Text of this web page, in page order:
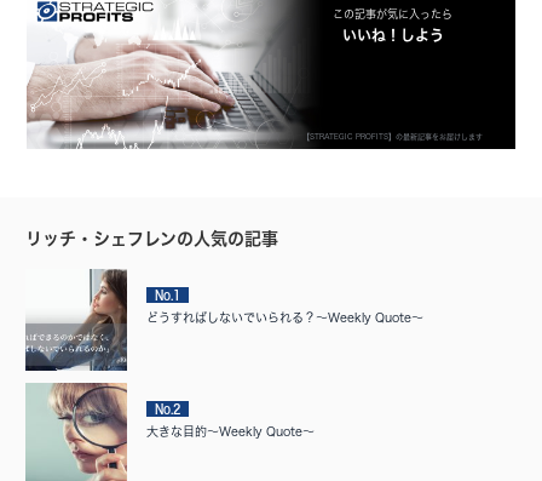
この記事が気に入ったら
いいね！しよう
【STRATEGIC PROFITS】の最新記事をお届けします
リッチ・シェフレンの人気の記事
No.1
どうすればしないでいられる？～Weekly Quote～
No.2
大きな目的～Weekly Quote～